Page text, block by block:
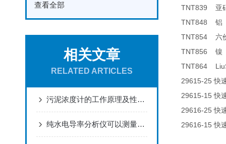
查看全部
相关文章
RELATED ARTICLES
污泥浓度计的工作原理及性能特点
纯水电导率分析仪可以测量哪些物质的电导率？
TNT839 亚
TNT848 铝
TNT854 六
TNT856 镍
TNT864
29615-25快
29615-15快
29616-25快
29616-15快